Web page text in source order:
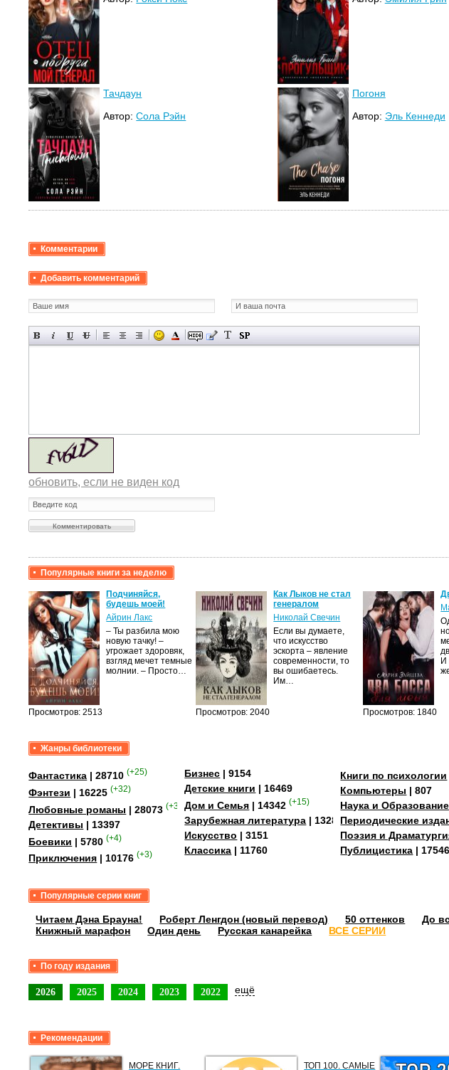
Тачдаун
Автор:Сола Рэйн
Погоня
Автор: Эль Кеннеди
Комментарии
Добавить комментарий
обновить, если не виден код
Популярные книги за неделю
Просмотров: 2513
Подчиняйся,
будешь моей!
Айрин Лакс
– Ты разбила мою
новую тачку! –
угрожает здоровяк,
взгляд мечет темные
молнии. – Просто…
Просмотров: 2040
Как Лыков не стал
генералом
Николай Свечин
Если вы думаете,
что искусство
эскорта – явление
современности, то
вы ошибаетесь.
Им…
Просмотров: 1840
И
Жанры библиотеки
Фантастика | 28710 (+25)
Фэнтези | 16225 (+32)
Любовные романы | 28073 (+349)
Детективы | 13397
Боевики | 5780 (+4)
Приключения | 10176 (+3)
Бизнес | 9154
Детские книги | 16469
Дом и Семья | 14342 (+15)
Зарубежная литература | 13284
Искусство | 3151
Классика | 11760
Книги по психологии
Компьютеры | 807
Наука и Образование
Периодические
Поэзия и
Публицистика | 17546
Популярные серии книг
Читаем Дэна Брауна! Роберт Ленгдон (новый перевод) 50 оттенков До
Книжный марафон
Один день Русская канарейка ВСЕ СЕРИИ
По году издания
2026 2025 2024 2023 2022 ещё
Рекомендации
МОРЕ КНИГ. ТОП 100. САМЫЕ